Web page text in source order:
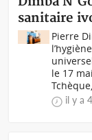
sanitaire
Pierre
le 17
il y a